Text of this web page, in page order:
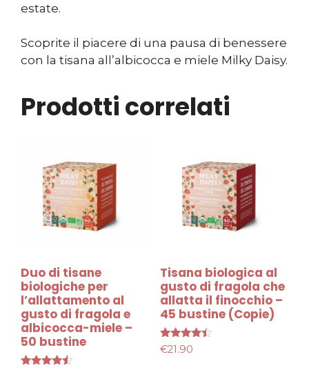
estate.
Scoprite il piacere di una pausa di benessere
con la tisana all’albicocca e miele Milky Daisy.
Prodotti correlati
Duo di tisane
biologiche per
l’allattamento al
gusto di fragola e
albicocca-miele –
50 bustine
Tisana biologica al
gusto di fragola che
allatta il finocchio –
45 bustine (Copie)
Valutato
4.29
€21.90